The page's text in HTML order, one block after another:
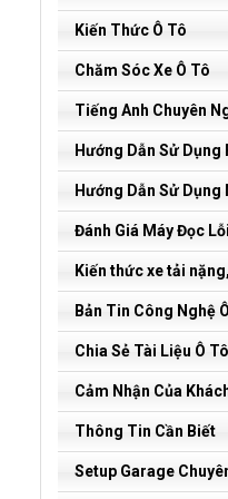
Kiến Thức Ô Tô
Chăm Sóc Xe Ô Tô
Tiếng Anh Chuyên
Hướng Dẫn Sử Dụng
Hướng Dẫn Sử Dụng
Đánh Giá Máy Đọc Lỗi
Kiến thức xe tải
Bản Tin Công Nghệ
Chia Sẻ Tài Liệu Ô Tô
Cảm Nhận Của
Thông Tin Cần Biết
Setup Garage